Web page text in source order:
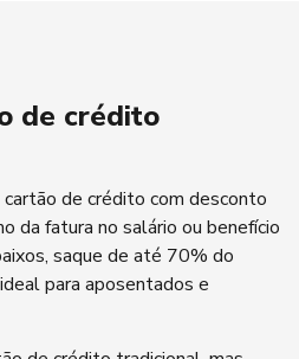
de crédito
de crédito com desconto
da fatura no salário ou benefício
saque de até 70% do
para aposentados e